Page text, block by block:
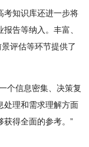
考知识库还进一步将
告等纳入。丰富、
评估等环节提供了
个信息密集、决策复
处理和需求理解方面
获得全面的参考。”